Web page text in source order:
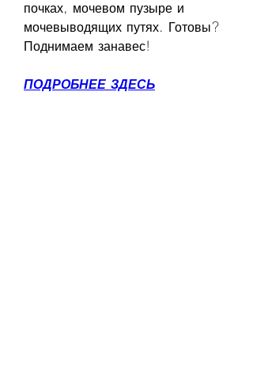
почках, мочевом пузыре и
мочевыводящих путях. Готовы?
Поднимаем занавес!
ПОДРОБНЕЕ ЗДЕСЬ